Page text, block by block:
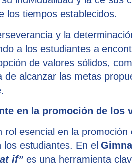
los tiempos establecidos.
y la
a los estudiantes a
de valores sólidos,
de alcanzar las metas
en la promoción de los
rol esencial en la
los estudiantes. En el
if” es una herramienta